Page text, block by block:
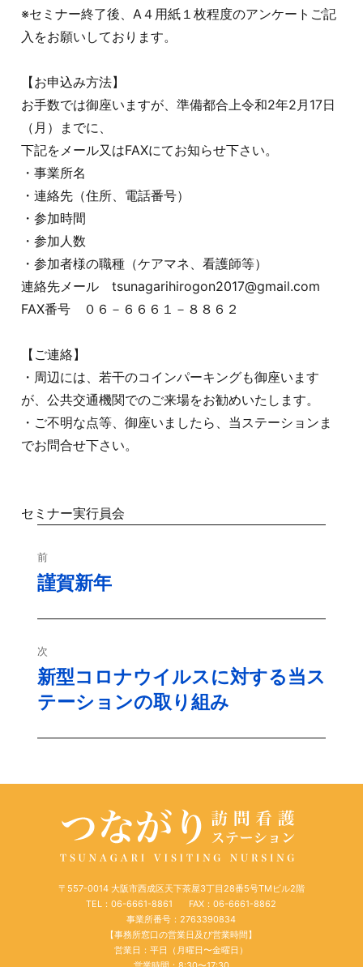
※セミナー終了後、A４用紙１枚程度のアンケートご記
入をお願いしております。
【お申込み方法】
お手数では御座いますが、準備都合上令和2年2月17日
（月）までに、
下記をメール又はFAXにてお知らせ下さい。
・事業所名
・連絡先（住所、電話番号）
・参加時間
・参加人数
・参加者様の職種（ケアマネ、看護師等）
連絡先メール tsunagarihirogon2017@gmail.com
FAX番号 ０６－６６６１－８８６２
【ご連絡】
・周辺には、若干のコインパーキングも御座います
が、公共交通機関でのご来場をお勧めいたします。
・ご不明な点等、御座いましたら、当ステーションま
でお問合せ下さい。
セミナー実行員会
稿
ビ
ゲ
ー
シ
ョ
前
過
投
稿:
謹賀新年
次
次
の
稿:
新型コロナウイルスに対する当ス
テーションの取り組み
〒557-0014 大阪市西成区天下茶屋3丁目28番5号TMビル2階
TEL：06-6661-8861
FAX：06-6661-8862
事業所番号：2763390834
【事務所窓口の営業日及び営業時間】
営業日：平日（月曜日〜金曜日）